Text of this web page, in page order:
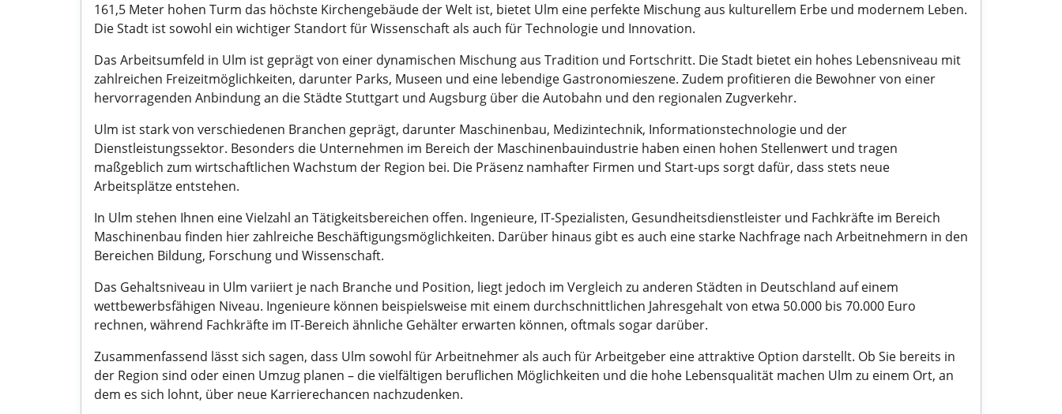
161,5 Meter hohen Turm das höchste Kirchengebäude der Welt ist, bietet Ulm eine perfekte Mischung aus kulturellem Erbe und modernem Leben.
Die Stadt ist sowohl ein wichtiger Standort für Wissenschaft als auch für Technologie und Innovation.
Das Arbeitsumfeld in Ulm ist geprägt von einer dynamischen Mischung aus Tradition und Fortschritt. Die Stadt bietet ein hohes Lebensniveau mit
zahlreichen Freizeitmöglichkeiten, darunter Parks, Museen und eine lebendige Gastronomieszene. Zudem profitieren die Bewohner von einer
hervorragenden Anbindung an die Städte Stuttgart und Augsburg über die Autobahn und den regionalen Zugverkehr.
Ulm ist stark von verschiedenen Branchen geprägt, darunter Maschinenbau, Medizintechnik, Informationstechnologie und der
Dienstleistungssektor. Besonders die Unternehmen im Bereich der Maschinenbauindustrie haben einen hohen Stellenwert und tragen
maßgeblich zum wirtschaftlichen Wachstum der Region bei. Die Präsenz namhafter Firmen und Start-ups sorgt dafür, dass stets neue
Arbeitsplätze entstehen.
In Ulm stehen Ihnen eine Vielzahl an Tätigkeitsbereichen offen. Ingenieure, IT-Spezialisten, Gesundheitsdienstleister und Fachkräfte im Bereich
Maschinenbau finden hier zahlreiche Beschäftigungsmöglichkeiten. Darüber hinaus gibt es auch eine starke Nachfrage nach Arbeitnehmern in den
Bereichen Bildung, Forschung und Wissenschaft.
Das Gehaltsniveau in Ulm variiert je nach Branche und Position, liegt jedoch im Vergleich zu anderen Städten in Deutschland auf einem
wettbewerbsfähigen Niveau. Ingenieure können beispielsweise mit einem durchschnittlichen Jahresgehalt von etwa 50.000 bis 70.000 Euro
rechnen, während Fachkräfte im IT-Bereich ähnliche Gehälter erwarten können, oftmals sogar darüber.
Zusammenfassend lässt sich sagen, dass Ulm sowohl für Arbeitnehmer als auch für Arbeitgeber eine attraktive Option darstellt. Ob Sie bereits in
der Region sind oder einen Umzug planen – die vielfältigen beruflichen Möglichkeiten und die hohe Lebensqualität machen Ulm zu einem Ort, an
dem es sich lohnt, über neue Karrierechancen nachzudenken.